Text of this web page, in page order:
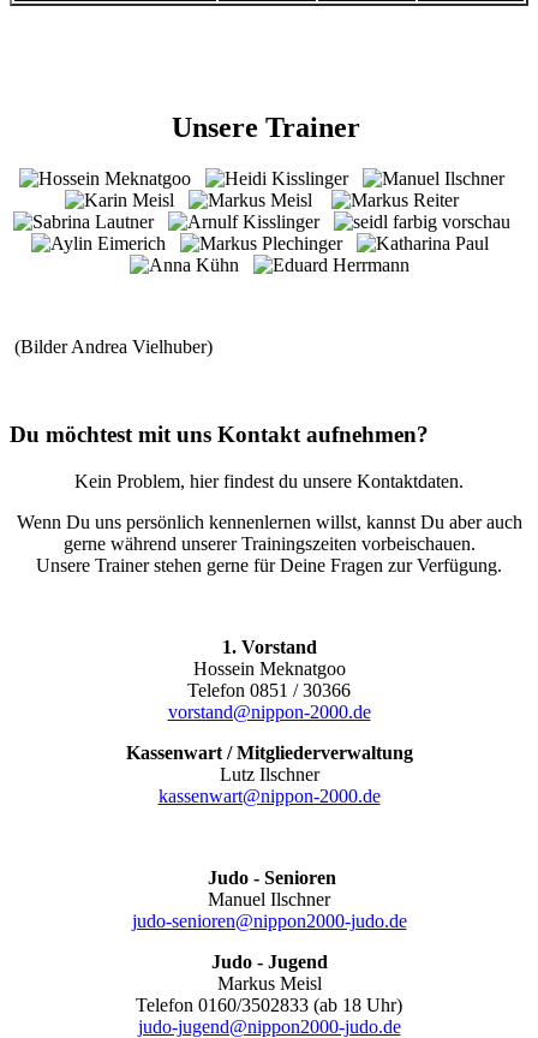
Unsere Trainer
(Bilder Andrea Vielhuber)
Du möchtest mit uns Kontakt aufnehmen?
Kein Problem, hier findest du unsere Kontaktdaten.
Wenn Du uns persönlich kennenlernen willst, kannst Du aber auch
gerne während unserer Trainingszeiten vorbeischauen.
Unsere Trainer stehen gerne für Deine Fragen zur Verfügung.
1. Vorstand
Hossein Meknatgoo
Telefon 0851 / 30366
vorstand@nippon-2000.de
Kassenwart / Mitgliederverwaltung
Lutz Ilschner
kassenwart@nippon-2000.de
Judo - Senioren
Manuel Ilschner
judo-senioren@nippon2000-judo.de
Judo - Jugend
Markus Meisl
Telefon 0160/3502833 (ab 18 Uhr)
judo-jugend@nippon2000-judo.de